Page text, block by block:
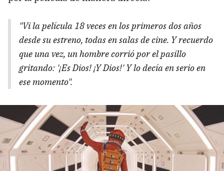
"Vi la película 18 veces en los primeros dos años
desde su estreno, todas en salas de cine. Y recuerdo
que una vez, un hombre corrió por el pasillo
gritando: '¡Es Dios! ¡Y Dios!' Y lo decía en serio en
ese momento".